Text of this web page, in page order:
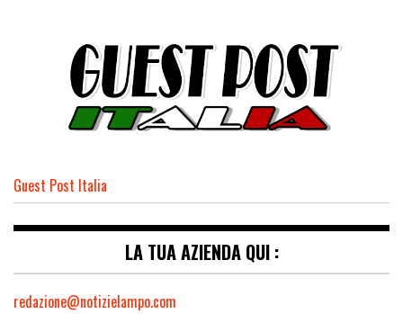
Guest Post Italia
LA TUA AZIENDA QUI :
redazione@notizielampo.com